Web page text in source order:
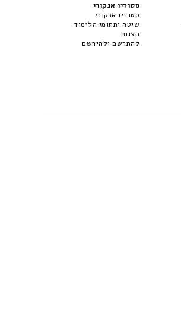
סטודיו אנקורי
סטודיו אנקורי
שיטה ותחומי הלימוד
הצוות
להתרשם ולהירשם